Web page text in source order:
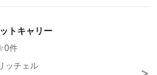
トキャリー
0件
ッチェル